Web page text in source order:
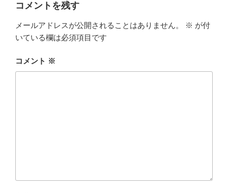
コメントを残す
メールアドレスが公開されることはありません。 ※ が付
いている欄は必須項目です
コメント ※